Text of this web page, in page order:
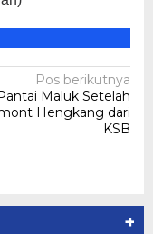
Pos berikutnya
Maluk Setelah
Hengkang dari
KSB
+